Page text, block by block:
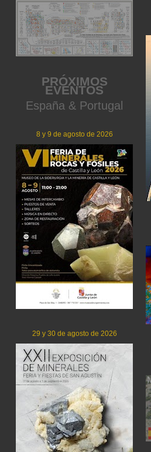
PRÓXIMOS
EVENTOS
España & Portugal
8 y 9 de agosto de 2026
29 y 30 de agosto de 2026